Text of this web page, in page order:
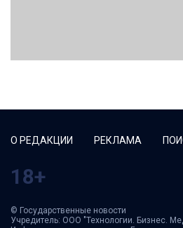
О РЕДАКЦИИ РЕКЛАМА
18+
© Государственные новости
Учредитель: ООО "Технологии. Бизнес.